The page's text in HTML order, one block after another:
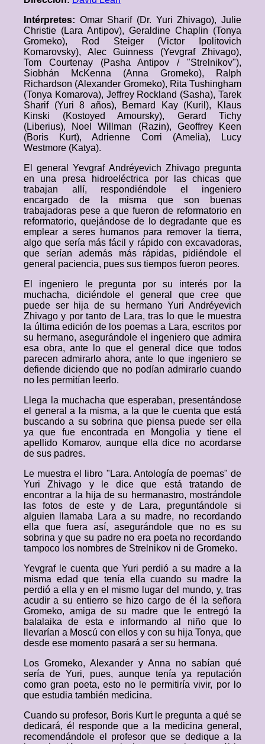
Intérpretes: Omar Sharif (Dr. Yuri Zhivago), Julie
Christie (Lara Antipov), Geraldine Chaplin (Tonya
Gromeko), Rod Steiger (Victor Ipolitovich
Komarovsky), Alec Guinness (Yevgraf Zhivago),
Tom Courtenay (Pasha Antipov / "Strelnikov"),
Siobhán McKenna (Anna Gromeko), Ralph
Richardson (Alexander Gromeko), Rita Tushingham
(Tonya Komarova), Jeffrey Rockland (Sasha), Tarek
Sharif (Yuri 8 años), Bernard Kay (Kuril), Klaus
Kinski (Kostoyed Amoursky), Gerard Tichy
(Liberius), Noel Willman (Razin), Geoffrey Keen
(Boris Kurt), Adrienne Corri (Amelia), Lucy
Westmore (Katya).
El general Yevgraf Andréyevich Zhivago pregunta
en una presa hidroeléctrica por las chicas que
trabajan allí, respondiéndole el ingeniero
encargado de la misma que son buenas
trabajadoras pese a que fueron de reformatorio en
reformatorio, quejándose de lo degradante que es
emplear a seres humanos para remover la tierra,
algo que sería más fácil y rápido con excavadoras,
que serían además más rápidas, pidiéndole el
general paciencia, pues sus tiempos fueron peores.
El ingeniero le pregunta por su interés por la
muchacha, diciéndole el general que cree que
puede ser hija de su hermano Yuri Andréyevich
Zhivago y por tanto de Lara, tras lo que le muestra
la última edición de los poemas a Lara, escritos por
su hermano, asegurándole el ingeniero que admira
esa obra, ante lo que el general dice que todos
parecen admirarlo ahora, ante lo que ingeniero se
defiende diciendo que no podían admirarlo cuando
no les permitían leerlo.
Llega la muchacha que esperaban, presentándose
el general a la misma, a la que le cuenta que está
buscando a su sobrina que piensa puede ser ella
ya que fue encontrada en Mongolia y tiene el
apellido Komarov, aunque ella dice no acordarse
de sus padres.
Le muestra el libro "Lara. Antología de poemas" de
Yuri Zhivago y le dice que está tratando de
encontrar a la hija de su hermanastro, mostrándole
las fotos de este y de Lara, preguntándole si
alguien llamaba Lara a su madre, no recordando
ella que fuera así, asegurándole que no es su
sobrina y que su padre no era poeta no recordando
tampoco los nombres de Strelnikov ni de Gromeko.
Yevgraf le cuenta que Yuri perdió a su madre a la
misma edad que tenía ella cuando su madre la
perdió a ella y en el mismo lugar del mundo, y, tras
acudir a su entierro se hizo cargo de él la señora
Gromeko, amiga de su madre que le entregó la
balalaika de esta e informando al niño que lo
llevarían a Moscú con ellos y con su hija Tonya, que
desde ese momento pasará a ser su hermana.
Los Gromeko, Alexander y Anna no sabían qué
sería de Yuri, pues, aunque tenía ya reputación
como gran poeta, esto no le permitiría vivir, por lo
que estudia también medicina.
Cuando su profesor, Boris Kurt le pregunta a qué se
dedicará, él responde que a la medicina general,
recomendándole el profesor que se dedique a la